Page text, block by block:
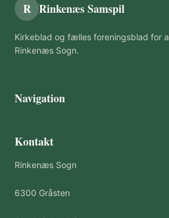
R Rinkenæs Samspil
Kirkeblad og fælles foreningsblad for
Rinkenæs Sogn.
Navigation
Kontakt
Rinkenæs Sogn
6300 Gråsten